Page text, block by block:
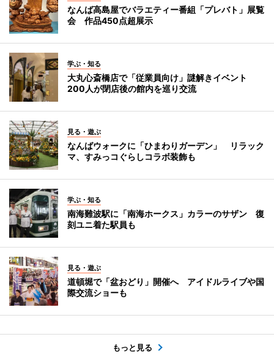
なんば高島屋でバラエティー番組「プレバト」展覧
会 作品450点超展示
学ぶ・知る
大丸心斎橋店で「従業員向け」謎解きイベント
200人が閉店後の館内を巡り交流
見る・遊ぶ
なんばウォークに「ひまわりガーデン」 リラック
マ、すみっコぐらしコラボ装飾も
学ぶ・知る
南海難波駅に「南海ホークス」カラーのサザン 復
刻ユニ着た駅員も
見る・遊ぶ
道頓堀で「盆おどり」開催へ アイドルライブや国
際交流ショーも
もっと見る